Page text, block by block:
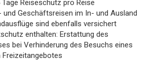
Tage Reiseschutz pro Reise
und Geschäftsreisen im In- und Ausland
sind ebenfalls versichert
enthalten: Erstattung des
bei Verhinderung des Besuchs eines
Freizeitangebotes